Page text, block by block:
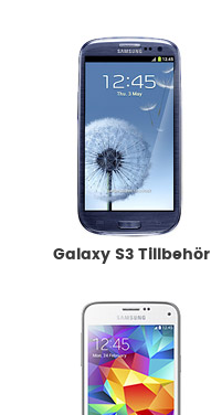
Galaxy S3 Tillbehör